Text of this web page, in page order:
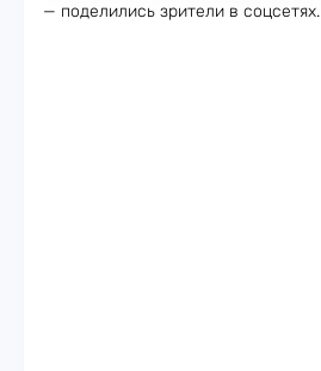
— поделились зрители в соцсетях.